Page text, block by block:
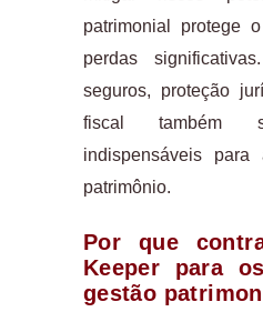
patrimonial protege
perdas
seguros, proteção
fiscal também
indispensáveis
patrimônio.
Por que
Keeper para
gestão